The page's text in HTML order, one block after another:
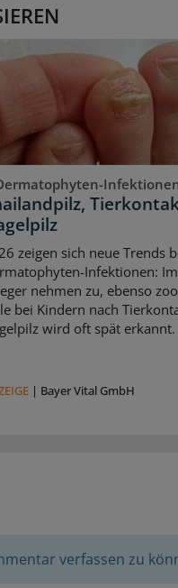
zeigen sich neue Trends
Infektionen:
nehmen zu, ebenso
bei Kindern nach
wird oft spät erkannt.
| Bayer Vital GmbH
verfassen zu